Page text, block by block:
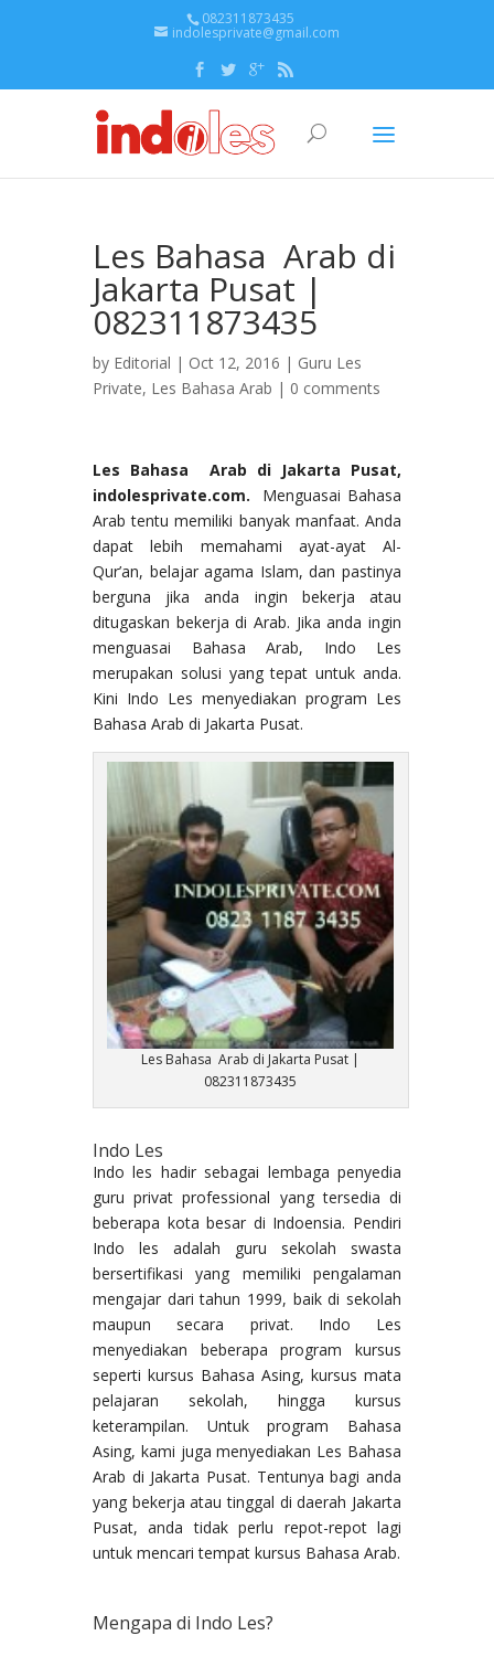
082311873435
indolesprivate@gmail.com
Les Bahasa Arab di
Jakarta Pusat |
082311873435
by Editorial | Oct 12, 2016 | Guru Les
Private, Les Bahasa Arab | 0 comments
Les Bahasa Arab di Jakarta Pusat,
indolesprivate.com. Menguasai Bahasa
Arab tentu memiliki banyak manfaat. Anda
dapat lebih memahami ayat-ayat Al-
Qur’an, belajar agama Islam, dan pastinya
berguna jika anda ingin bekerja atau
ditugaskan bekerja di Arab. Jika anda ingin
menguasai Bahasa Arab, Indo Les
merupakan solusi yang tepat untuk anda.
Kini Indo Les menyediakan program Les
Bahasa Arab di Jakarta Pusat.
Les Bahasa Arab di Jakarta Pusat |
082311873435
Indo Les
Indo les hadir sebagai lembaga penyedia
guru privat professional yang tersedia di
beberapa kota besar di Indoensia. Pendiri
Indo les adalah guru sekolah swasta
bersertifikasi yang memiliki pengalaman
mengajar dari tahun 1999, baik di sekolah
maupun secara privat. Indo Les
menyediakan beberapa program kursus
seperti kursus Bahasa Asing, kursus mata
pelajaran sekolah, hingga kursus
keterampilan. Untuk program Bahasa
Asing, kami juga menyediakan Les Bahasa
Arab di Jakarta Pusat. Tentunya bagi anda
yang bekerja atau tinggal di daerah Jakarta
Pusat, anda tidak perlu repot-repot lagi
untuk mencari tempat kursus Bahasa Arab.
Mengapa di Indo Les?